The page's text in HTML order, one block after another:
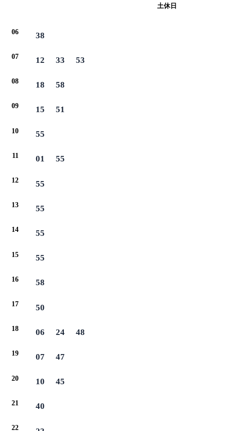
土休日
06 38
07 12 33 53
08 18 58
09 15 51
10 55
11 01 55
12 55
13 55
14 55
15 55
16 58
17 50
18 06 24 48
19 07 47
20 10 45
21 40
22